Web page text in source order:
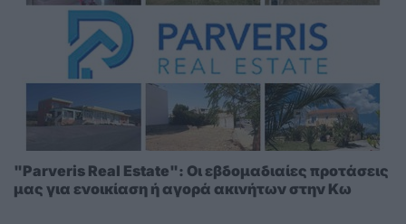
"Parveris Real Estate": Οι εβδομαδιαίες προτάσεις
μας για ενοικίαση ή αγορά ακινήτων στην Κω